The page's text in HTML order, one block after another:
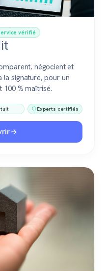
vérifié
négocient et
la signature, pour un
% maîtrisé.
Experts certifiés